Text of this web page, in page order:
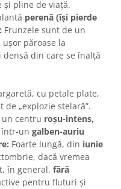
și pline de viață.
perenă (își pierde
Frunzele sunt de un
ușor păroase la
din care se înalță
cu petale plate,
„explozie stelară”.
un centru roșu-intens,
un galben-auriu
Foarte lungă, din iunie
dacă vremea
în general, fără
pentru fluturi și